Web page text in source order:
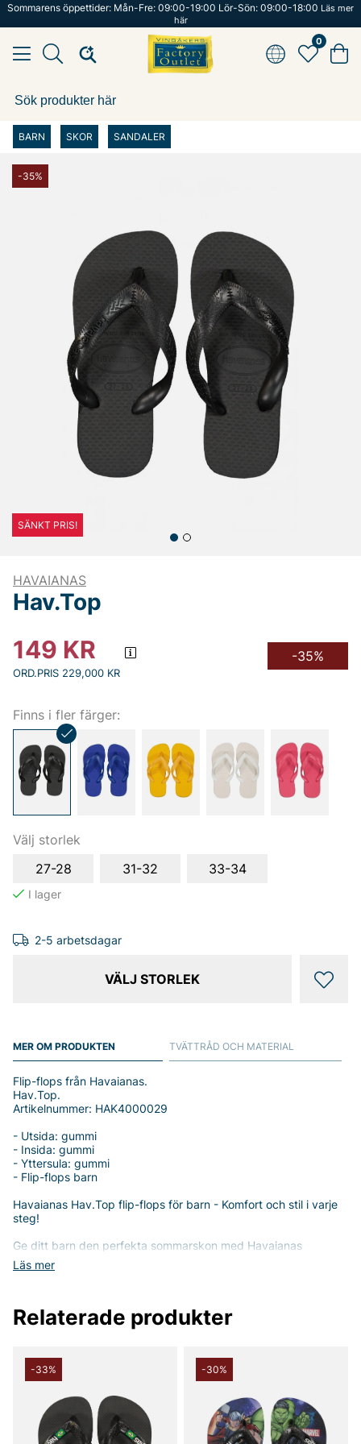
Sommarens öppettider: Mån-Fre: 09:00-19:00 Lör-Sön: 09:00-18:00 Läs mer
här
0
BARN SKOR SANDALER
-35%
SÄNKT PRIS!
HAVAIANAS
Hav.Top
149 KR
ORD.PRIS 229,000 KR
-35%
Finns i fler färger:
Välj storlek
27-28
31-32 33-34
2-5 arbetsdagar
VÄLJ STORLEK
MER OM PRODUKTEN
Läs mer
Flip-flops från Havaianas.
Hav.Top.
Artikelnummer: HAK4000029
- Utsida: gummi
- Insida: gummi
- Yttersula: gummi
- Flip-flops barn
Havaianas Hav.Top flip-flops för barn - Komfort och stil i varje
steg!
Ge ditt barn den perfekta sommarskon med Havaianas
Hav.Top flip-flops, designade för att kombinera komfort och
stil. Tillverkade helt i gummi, både på utsidan och insidan,
Med en lätt och flexibel konstruktion i slitstarkt gummi är dessa
ut på. Gummit formar sig efter fotens konturer och garanterar
en trygg och bekväm känsla. Den klassiska flip-flop-designen
gör det enkelt för ditt barn att ta på och av skorna, vilket ger
en smidig och snabb användning.
Havaianas Hav.Top flip-flops är mer än bara en praktisk sko -
de är också stiliga! Den enkla men eleganta designen gör dem
TVÄTTRÅD OCH MATERIAL
Relaterade produkter
-33% -30%